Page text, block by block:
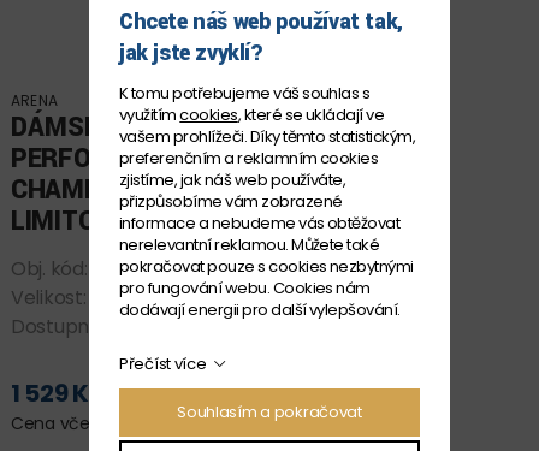
ARENA
DÁMSKÉ PLAVKY ARENA
PERFORMANCE MULTI
CHAMELEONS LACE BACK-
LIMITOVANÁ EDICE
Obj. kód:
010209_560 D30
Velikost:
D 30
Dostupnost:
SKLADEM
1 529 Kč
Cena včetně DPH
Chcete náš web používat tak,
jak jste zvyklí?
K tomu potřebujeme váš souhlas s
využitímcookies, které se ukládají ve
vašem prohlížeči. Díky těmto statistickým,
preferenčním a reklamním cookies
zjistíme, jak náš web používáte,
přizpůsobíme vám zobrazené
informace a nebudeme vás obtěžovat
nerelevantní reklamou. Můžete také
pokračovat pouze s cookies nezbytnými
pro fungování webu. Cookies nám
dodávají energii pro další vylepšování.
Přečíst více
Souhlasím a pokračovat